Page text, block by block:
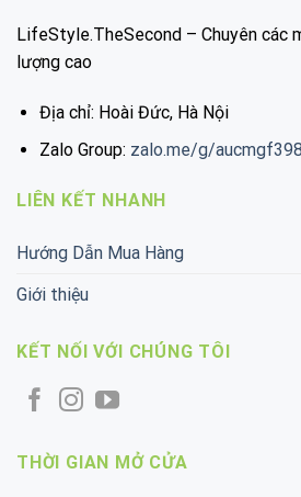
LifeStyle.TheSecond – Chuyên các
lượng cao
Địa chỉ: Hoài Đức, Hà Nội
Zalo Group: zalo.me/g/aucmgf398
LIÊN KẾT NHANH
Hướng Dẫn Mua Hàng
Giới thiệu
KẾT NỐI VỚI CHÚNG TÔI
THỜI GIAN MỞ CỬA